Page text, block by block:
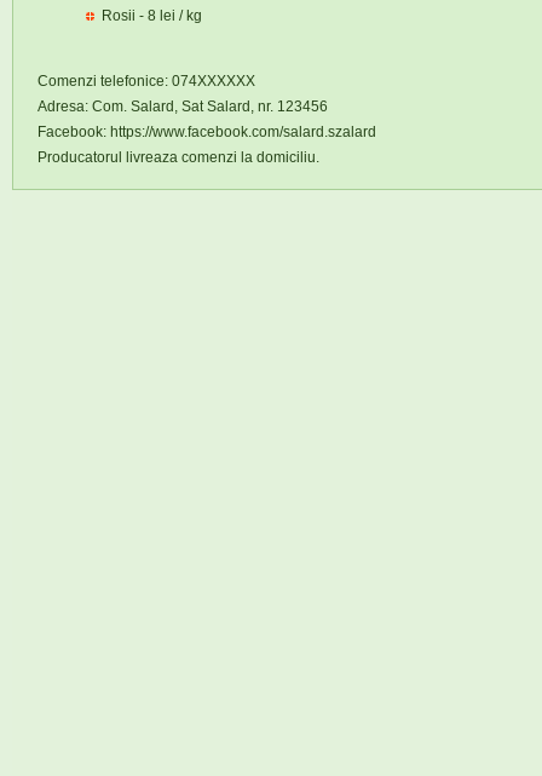
Rosii - 8 lei / kg
Comenzi telefonice: 074XXXXXX
Adresa: Com. Salard, Sat Salard, nr. 123456
Facebook: https://www.facebook.com/salard.szalard
Producatorul livreaza comenzi la domiciliu.